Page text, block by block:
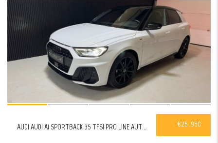
VERKOCHT
€26 ,950
AUDI AUDI A1 SPORTBACK 35 TFSI PRO LINE AUTO...